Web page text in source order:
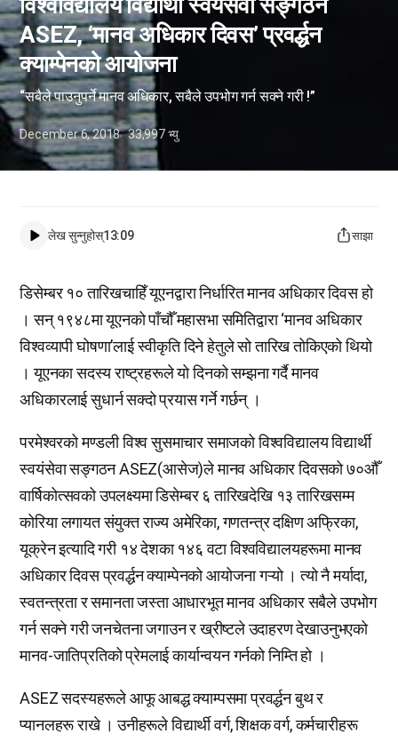
विश्वविद्यालय विद्यार्थी स्वयंसेवा सङ्गठन
ASEZ, ‘मानव अधिकार दिवस’ प्रवर्द्धन
क्याम्पेनको आयोजना
“सबैले पाउनुपर्ने मानव अधिकार, सबैले उपभोग गर्न सक्ने गरी !”
December 6, 2018 33,997भ्यु
लेख सुन्नुहोस्13:09 साझा
डिसेम्बर १० तारिखचाहिँ यूएनद्वारा निर्धारित मानव अधिकार दिवस हो
। सन् १९४८मा यूएनको पाँचौँ महासभा समितिद्वारा ‘मानव अधिकार
विश्वव्यापी घोषणा’लाई स्वीकृति दिने हेतुले सो तारिख तोकिएको थियो
। यूएनका सदस्य राष्ट्रहरूले यो दिनको सम्झना गर्दै मानव
अधिकारलाई सुधार्न सक्दो प्रयास गर्ने गर्छन् ।
परमेश्वरको मण्डली विश्व सुसमाचार समाजको विश्वविद्यालय विद्यार्थी
स्वयंसेवा सङ्गठन ASEZ(आसेज)ले मानव अधिकार दिवसको ७०औँ
वार्षिकोत्सवको उपलक्ष्यमा डिसेम्बर ६ तारिखदेखि १३ तारिखसम्म
कोरिया लगायत संयुक्त राज्य अमेरिका, गणतन्त्र दक्षिण अफ्रिका,
यूक्रेन इत्यादि गरी १४ देशका १४६ वटा विश्वविद्यालयहरूमा मानव
अधिकार दिवस प्रवर्द्धन क्याम्पेनको आयोजना गऱ्यो । त्यो नै मर्यादा,
स्वतन्त्रता र समानता जस्ता आधारभूत मानव अधिकार सबैले उपभोग
गर्न सक्ने गरी जनचेतना जगाउन र ख्रीष्टले उदाहरण देखाउनुभएको
मानव-जातिप्रतिको प्रेमलाई कार्यान्वयन गर्नको निम्ति हो ।
ASEZ सदस्यहरूले आफू आबद्ध क्याम्पसमा प्रवर्द्धन बुथ र
प्यानलहरू राखे । उनीहरूले विद्यार्थी वर्ग, शिक्षक वर्ग, कर्मचारीहरू